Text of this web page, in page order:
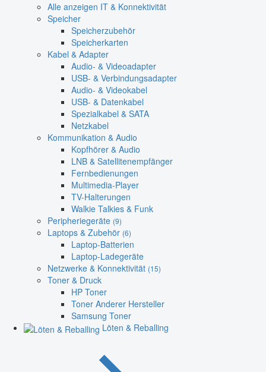
Alle anzeigen IT & Konnektivität
Speicher
Speicherzubehör
Speicherkarten
Kabel & Adapter
Audio- & Videoadapter
USB- & Verbindungsadapter
Audio- & Videokabel
USB- & Datenkabel
Spezialkabel & SATA
Netzkabel
Kommunikation & Audio
Kopfhörer & Audio
LNB & Satellitenempfänger
Fernbedienungen
Multimedia-Player
TV-Halterungen
Walkie Talkies & Funk
Peripheriegeräte (9)
Laptops & Zubehör (6)
Laptop-Batterien
Laptop-Ladegeräte
Netzwerke & Konnektivität (15)
Toner & Druck
HP Toner
Toner Anderer Hersteller
Samsung Toner
Löten & Reballing